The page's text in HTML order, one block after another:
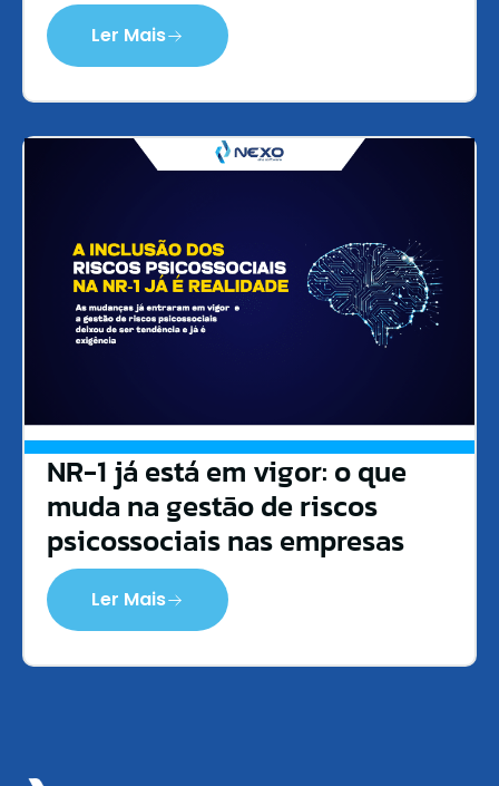
Ler Mais
NR-1 já está em vigor: o que
muda na gestão de riscos
psicossociais nas empresas
Ler Mais